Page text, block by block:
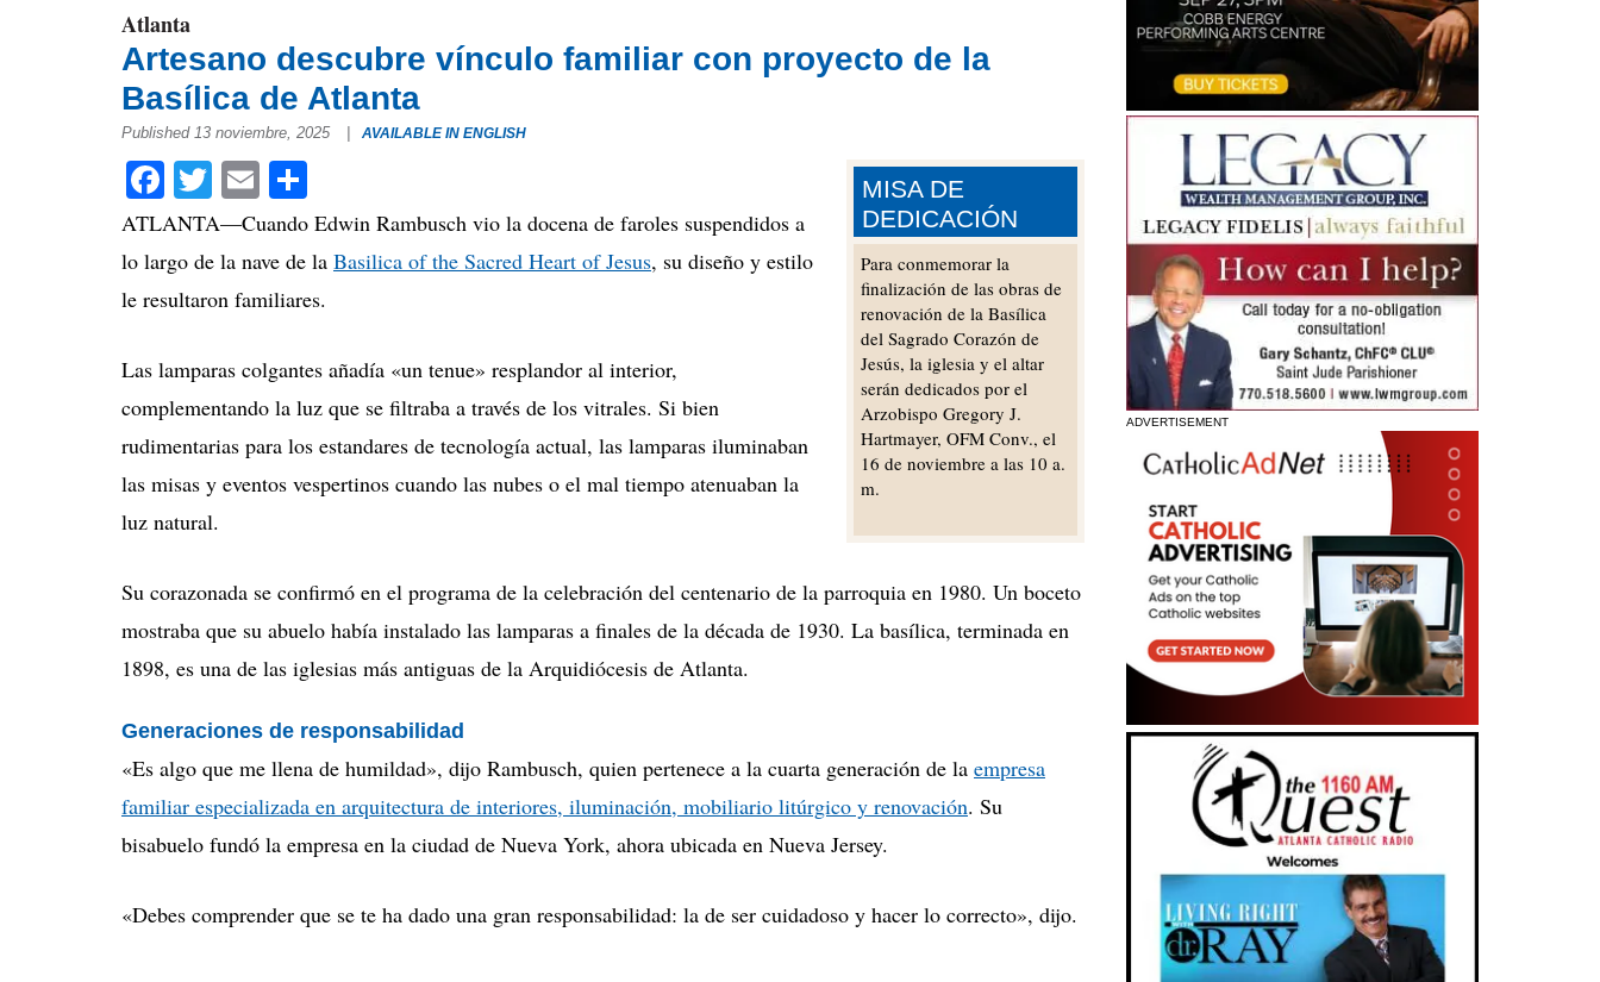
Atlanta
Artesano descubre vínculo familiar con proyecto de la
Basílica de Atlanta
Published 13 noviembre, 2025 AVAILABLE IN ENGLISH
Facebook
Twitter
Email
MISA DE
DEDICACIÓN
Para conmemorar la
finalización de las obras de
renovación de la Basílica
del Sagrado Corazón de
Jesús, la iglesia y el altar
serán dedicados por el
Arzobispo Gregory J.
Hartmayer, OFM Conv., el
16 de noviembre a las 10 a.
m.
ATLANTA—Cuando Edwin Rambusch vio la docena de faroles suspendidos a
lo largo de la nave de la Basilica of the Sacred Heart of Jesus, su diseño y estilo
le resultaron familiares.
Las lamparas colgantes añadía «un tenue» resplandor al interior,
complementando la luz que se filtraba a través de los vitrales. Si bien
rudimentarias para los estandares de tecnología actual, las lamparas iluminaban
las misas y eventos vespertinos cuando las nubes o el mal tiempo atenuaban la
luz natural.
Su corazonada se confirmó en el programa de la celebración del centenario de la parroquia en 1980. Un boceto
mostraba que su abuelo había instalado las lamparas a finales de la década de 1930. La basílica, terminada en
1898, es una de las iglesias más antiguas de la Arquidiócesis de Atlanta.
Generaciones de responsabilidad
«Es algo que me llena de humildad», dijo Rambusch, quien pertenece a la cuarta generación de la empresa
familiar especializada en arquitectura de interiores, iluminación, mobiliario litúrgico y renovación. Su
bisabuelo fundó la empresa en la ciudad de Nueva York, ahora ubicada en Nueva Jersey.
«Debes comprender que se te ha dado una gran responsabilidad: la de ser cuidadoso y hacer lo correcto», dijo.
ADVERTISEMENT